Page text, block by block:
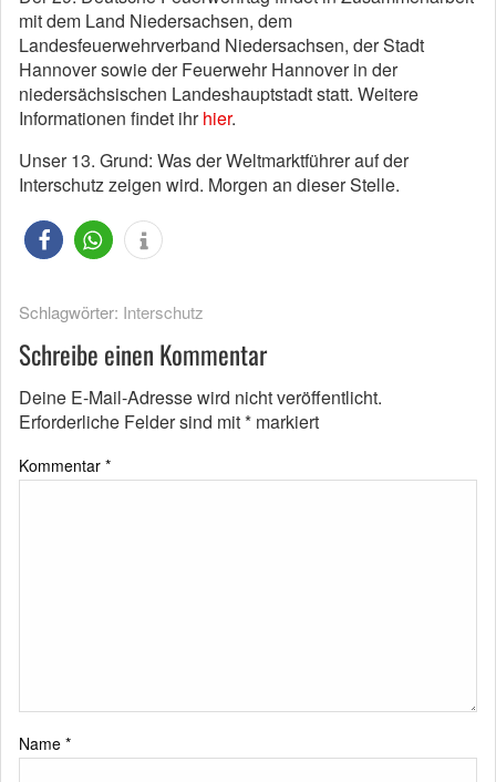
mit dem Land Niedersachsen, dem
Landesfeuerwehrverband Niedersachsen, der Stadt
Hannover sowie der Feuerwehr Hannover in der
niedersächsischen Landeshauptstadt statt. Weitere
Informationen findet ihrhier.
Unser 13. Grund: Was der Weltmarktführer auf der
Interschutz zeigen wird. Morgen an dieser Stelle.
Schlagwörter: Interschutz
Schreibe einen Kommentar
Deine E-Mail-Adresse wird nicht veröffentlicht.
Erforderliche Felder sind mit* markiert
Kommentar *
Name *